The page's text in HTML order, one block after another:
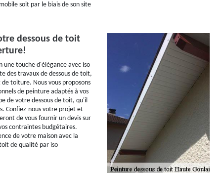
soit par le biais de son site
dessous de toit
une touche d'élégance avec iso
des travaux de dessous de toit,
toiture. Nous vous proposons
de peinture adaptés à vos
de votre dessous de toit, qu'il
Confiez-nous votre projet et
de vous fournir un devis sur
contraintes budgétaires.
de votre maison avec la
de qualité par iso